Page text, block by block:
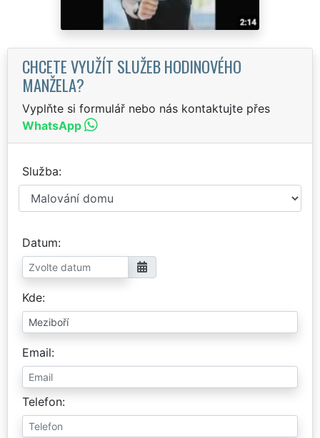
CHCETE VYUŽÍT SLUŽEB HODINOVÉHO
MANŽELA?
Vyplňte si formulář nebo nás kontaktujte přes
WhatsApp
Služba
Datum
Kde
Email
Telefon